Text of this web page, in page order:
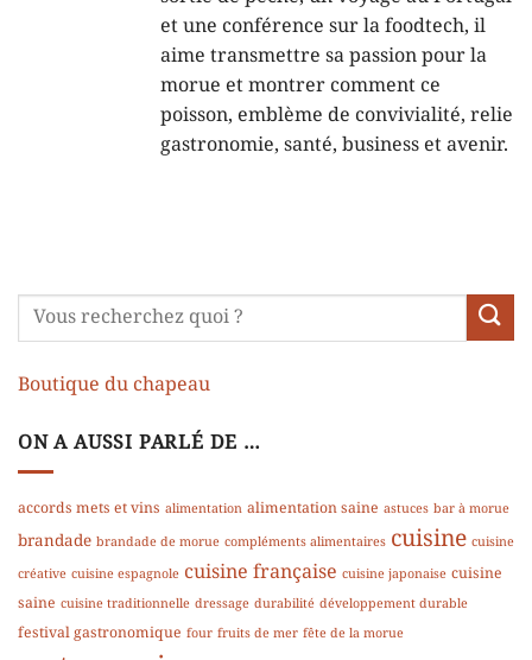
et une conférence sur la foodtech, il
aime transmettre sa passion pour la
morue et montrer comment ce
poisson, emblème de convivialité, relie
gastronomie, santé, business et avenir.
Boutique du chapeau
ON A AUSSI PARLÉ DE …
accords mets et vins alimentation alimentation saine astuces bar à morue
brandade brandade de morue compléments alimentaires cuisine cuisine
créative cuisine espagnole cuisine française cuisine japonaise cuisine
saine cuisine traditionnelle dressage durabilité développement durable
festival gastronomique four fruits de mer fête de la morue